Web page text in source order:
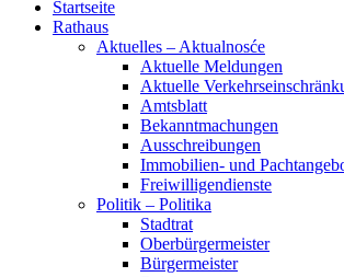
Startseite
Rathaus
Aktuelles – Aktualnosće
Aktuelle Meldungen
Aktuelle
Amtsblatt
Bekanntmachungen
Ausschreibungen
Immobilien- und
Freiwilligendienste
Politik – Politika
Stadtrat
Oberbürgermeister
Bürgermeister